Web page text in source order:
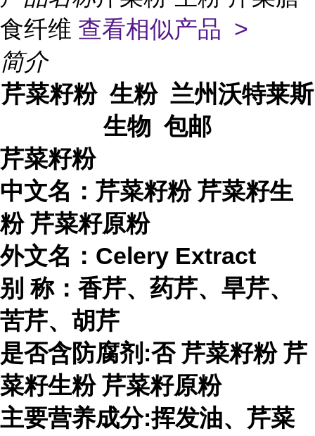
食纤维 查看相似产品 >
简介
芹菜籽粉 生粉 兰州沃特莱斯
生物 包邮
芹菜籽粉
中文名：芹菜籽粉 芹菜籽生
粉 芹菜籽原粉
外文名：Celery Extract
别 称：香芹、药芹、旱芹、
苦芹、胡芹
是否含防腐剂:否 芹菜籽粉 芹
菜籽生粉 芹菜籽原粉
主要营养成分:挥发油、芹菜